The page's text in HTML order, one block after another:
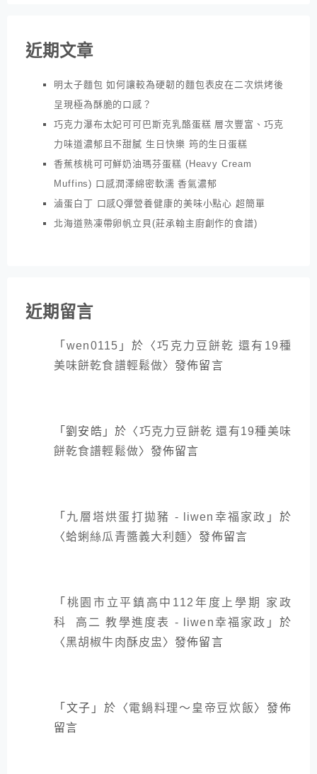
近期文章
明太子麵包 如何讓較為硬韌的麵包表皮在二次烘烤後
呈現極為酥脆的口感？
巧克力瀑布太妃可可巴斯克乳酪蛋糕 層次豐富、巧克
力味道濃郁且不甜膩 生日快樂 筠的生日蛋糕
香蕉核桃可可鮮奶油瑪芬蛋糕 (Heavy Cream
Muffins) 口感潤澤綿密軟濡 香氣濃郁
滷蛋白丁 口感Q彈營養健康的美味小點心 超簡單
北海道熟凍帶卵帆立貝(莊承翰主廚創作的食譜)
近期留言
「wen0115 」於〈巧克力豆餅乾 還有19種
美味餅乾食譜輕鬆做〉發佈留言
「劉安皓 」於〈巧克力豆餅乾 還有19種美味
餅乾食譜輕鬆做〉發佈留言
「 九層塔烘蛋打拋豬 - liwen幸福家政 」於
〈蛤蜊絲瓜青醬義大利麵〉發佈留言
「 桃園市立平鎮高中112年度上學期 家政
科 高二 教學進度表 - liwen幸福家政 」於
〈黑胡椒牛肉酥皮盅 〉發佈留言
「 文子 」於〈電鍋料理～皇帝豆炊飯〉發佈
留言